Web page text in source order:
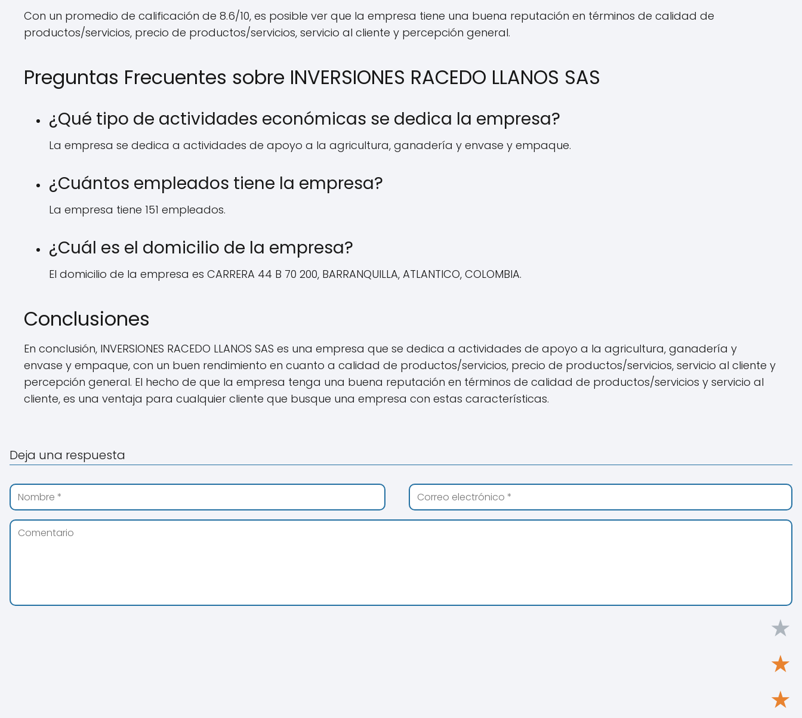
Con un promedio de calificación de 8.6/10, es posible ver que la empresa tiene una buena reputación en términos de calidad de
productos/servicios, precio de productos/servicios, servicio al cliente y percepción general.
Preguntas Frecuentes sobre INVERSIONES RACEDO LLANOS SAS
¿Qué tipo de actividades económicas se dedica la empresa?
La empresa se dedica a actividades de apoyo a la agricultura, ganadería y envase y empaque.
¿Cuántos empleados tiene la empresa?
La empresa tiene 151 empleados.
¿Cuál es el domicilio de la empresa?
El domicilio de la empresa es CARRERA 44 B 70 200, BARRANQUILLA, ATLANTICO, COLOMBIA.
Conclusiones
En conclusión, INVERSIONES RACEDO LLANOS SAS es una empresa que se dedica a actividades de apoyo a la agricultura, ganadería y
envase y empaque, con un buen rendimiento en cuanto a calidad de productos/servicios, precio de productos/servicios, servicio al cliente y
percepción general. El hecho de que la empresa tenga una buena reputación en términos de calidad de productos/servicios y servicio al
cliente, es una ventaja para cualquier cliente que busque una empresa con estas características.
Deja una respuesta
★
★
★